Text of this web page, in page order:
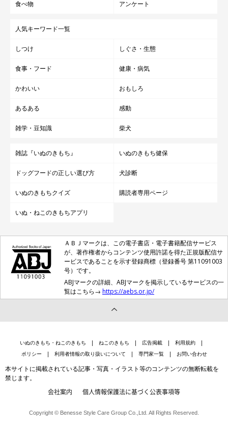
食べ物 アンケート
人気キーワード一覧
しつけ しぐさ・生態
食事・フード 健康・病気
かわいい おもしろ
あるある 感動
雑学・豆知識 柴犬
雑誌『いぬのきもち』 いぬのきもち健保
ドッグフードの正しい選び方 犬診断
いぬのきもちクイズ 購読者専用ページ
いぬ・ねこのきもちアプリ
ＡＢＪマークは、この電子書店・電子書籍配信サービス
が、著作権者からコンテンツ使用許諾を得た正規版配信サ
ービスであることを示す登録商標（登録番号 第11091003
号）です。
ABJマークの詳細、ABJマークを掲示しているサービスの一
覧はこちら→ https://aebs.or.jp/
いぬのきもち・ねこのきもち ねこのきもち 広告掲載
利用規約
ポリシー
利用者情報の取り扱いについて 専門家一覧 お問い合わせ
本サイトに掲載されている記事・写真・イラスト等のコンテンツの無断転載を
禁じます。
会社案内 個人情報保護法に基づく公表事項等
Copyright © Benesse Style Care Group Co.,Ltd. All Rights Reserved.